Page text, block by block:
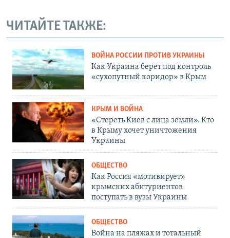
ЧИТАЙТЕ ТАКЖЕ:
ВОЙНА РОССИИ ПРОТИВ УКРАИНЫ
Как Украина берет под контроль
«сухопутный коридор» в Крым
КРЫМ И ВОЙНА
«Стереть Киев с лица земли». Кто
в Крыму хочет уничтожения
Украины
ОБЩЕСТВО
Как Россия «мотивирует»
крымских абитуриентов
поступать в вузы Украины
ОБЩЕСТВО
Война на пляжах и тотальный